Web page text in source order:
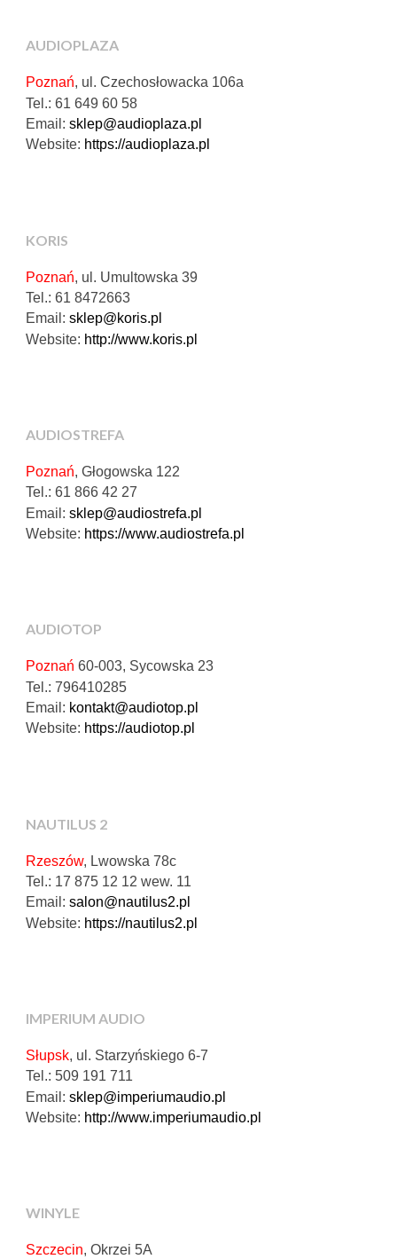
AUDIOPLAZA
Poznań, ul. Czechosłowacka 106a
Tel.: 61 649 60 58
Email:sklep@audioplaza.pl
Website: https://audioplaza.pl
KORIS
Poznań, ul. Umultowska 39
Tel.: 61 8472663
Email:sklep@koris.pl
Website: http://www.koris.pl
AUDIOSTREFA
Poznań, Głogowska 122
Tel.: 61 866 42 27
Email:sklep@audiostrefa.pl
Website: https://www.audiostrefa.pl
AUDIOTOP
Poznań 60-003, Sycowska 23
Tel.: 796410285
Email: kontakt@audiotop.pl
Website: https://audiotop.pl
NAUTILUS 2
Rzeszów, Lwowska 78c
Tel.: 17 875 12 12 wew. 11
Email:salon@nautilus2.pl
Website: https://nautilus2.pl
IMPERIUM AUDIO
Słupsk, ul. Starzyńskiego 6-7
Tel.: 509 191 711
Email:sklep@imperiumaudio.pl
Website: http://www.imperiumaudio.pl
WINYLE
Szczecin, Okrzei 5A